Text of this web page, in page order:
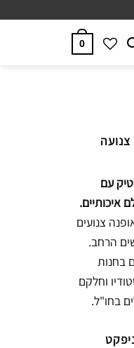
0
צנועה
עם
איכותיים.
צנועים
הרחב.
בחנות
וחלקם
בחו"ל.